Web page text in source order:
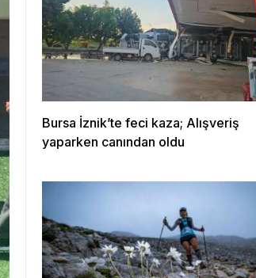
Bursa İznik’te feci kaza; Alışveriş
yaparken canından oldu